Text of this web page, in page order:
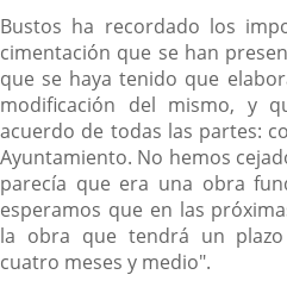
Bustos ha recordado los
cimentación que se han
que se haya tenido que
modificación del mismo, y
acuerdo de todas las partes:
Ayuntamiento. No hemos
parecía que era una obra
esperamos que en las
la obra que tendrá un
cuatro meses y medio".